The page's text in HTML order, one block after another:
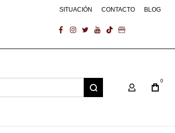
SITUACIÓN CONTACTO BLOG
facebook
instagram
twitteryoutube
tiktokbusiness
Mi Cuenta
0